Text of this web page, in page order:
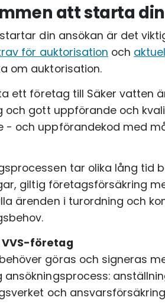
att starta
din ansökan är det
för auktorisation och
om auktorisation.
ett företag till Säker vatten
och gott uppförande och
- och uppförandekod med
tar olika lång tid
giltig företagsförsäkring
ärenden i turordning och
VVS-företag
göras och signeras
ansökningsprocess:
och